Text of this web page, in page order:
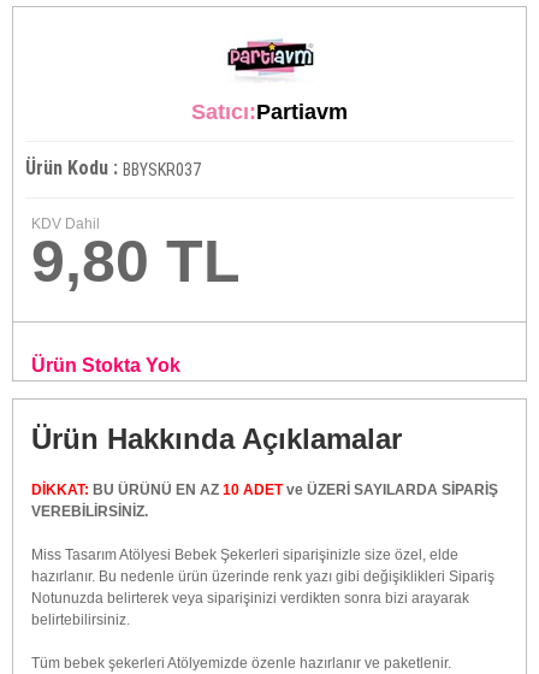
Satıcı:Partiavm
Ürün Kodu : BBYSKR037
KDV Dahil
9,80 TL
Ürün Stokta Yok
Ürün Hakkında Açıklamalar
DİKKAT: BU ÜRÜNÜ EN AZ 10 ADETve ÜZERİ SAYILARDA SİPARİŞ
VEREBİLİRSİNİZ.
Miss Tasarım Atölyesi Bebek Şekerleri siparişinizle size özel, elde
hazırlanır. Bu nedenle ürün üzerinde renk yazı gibi değişiklikleri Sipariş
Notunuzda belirterek veya siparişinizi verdikten sonra bizi arayarak
belirtebilirsiniz.
Tüm bebek şekerleri Atölyemizde özenle hazırlanır ve paketlenir.